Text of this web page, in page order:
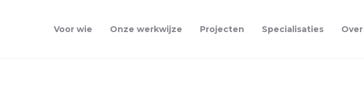
Voor wie Onze werkwijze Projecten Specialisaties